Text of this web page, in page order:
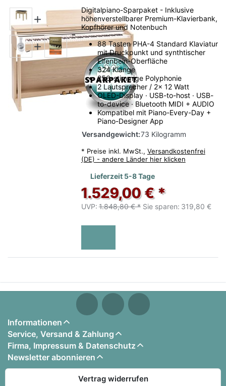
Digitalpiano-Sparpaket - Inklusive
höhenverstellbarer Premium-Klavierbank,
Kopfhörer und Notenbuch
88 Tasten PHA-4 Standard Klaviatur
mit Druckpunkt und synthtischer
Elfenbein-Oberfläche
324 Klänge
256-stimmige Polyphonie
2 Lautsprecher / 2x 12 Watt
OLED-Display · USB-to-host · USB-
to-device · Bluetooth MIDI + AUDIO
Kompatibel mit Piano-Every-Day +
Piano-Designer App
Versandgewicht:73 Kilogramm
* Preise inkl. MwSt., Versandkostenfrei
(DE) - andere Länder hier klicken
Lieferzeit 5-8 Tage
1.529,00 € *
UVP: 1.848,80 € * Sie sparen: 319,80 €
Informationen
Service, Versand & Zahlung
Firma, Impressum & Datenschutz
Newsletter abonnieren
Vertrag widerrufen